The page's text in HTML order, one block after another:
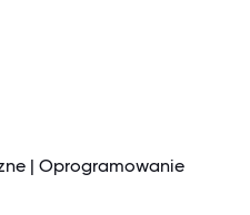
| Oprogramowanie